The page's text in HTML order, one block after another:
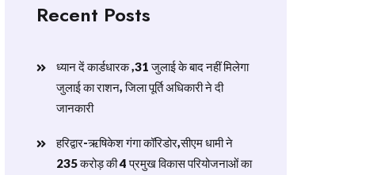
Recent Posts
ध्यान दें कार्डधारक ,31 जुलाई के बाद नहीं मिलेगा
जुलाई का राशन, जिला पूर्ति अधिकारी ने दी
जानकारी
हरिद्वार-ऋषिकेश गंगा कॉरिडोर,सीएम धामी ने
235 करोड़ की 4 प्रमुख विकास परियोजनाओं का